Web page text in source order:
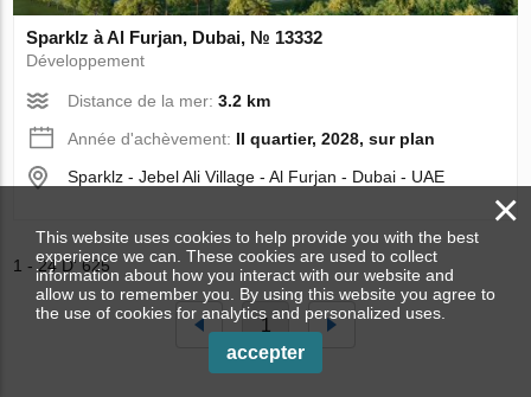
Sparklz à Al Furjan, Dubai, № 13332
Développement
Distance de la mer:3.2 km
Année d'achèvement: II quartier, 2028, sur plan
Sparklz - Jebel Ali Village - Al Furjan - Dubai - UAE
1 - 24 D' 625
1
×
This website uses cookies to help provide you with the best
experience we can. These cookies are used to collect
information about how you interact with our website and
allow us to remember you. By using this website you agree to
the use of cookies for analytics and personalized uses.
accepter